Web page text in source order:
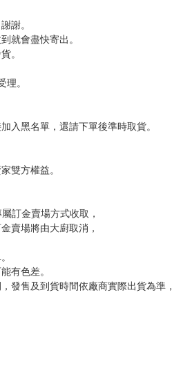
謝。
就會盡快寄出。
。
。
入黑名單，還請下單後準時取貨。
雙方權益。
訂金賣場方式收取，
賣場將由大廚取消，
有色差。
發售及到貨時間依廠商實際出貨為準，